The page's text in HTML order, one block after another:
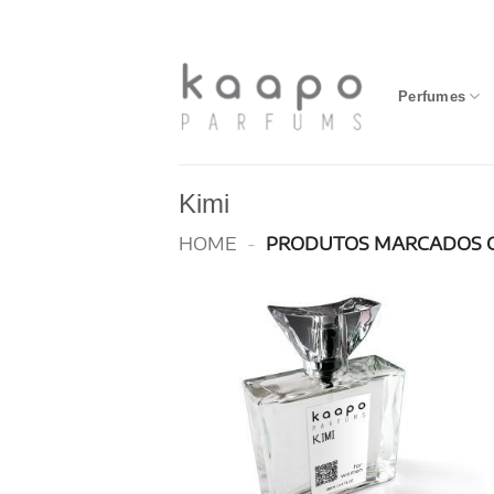
Perfumes
Kimi
HOME - PRODUTOS MARCADOS